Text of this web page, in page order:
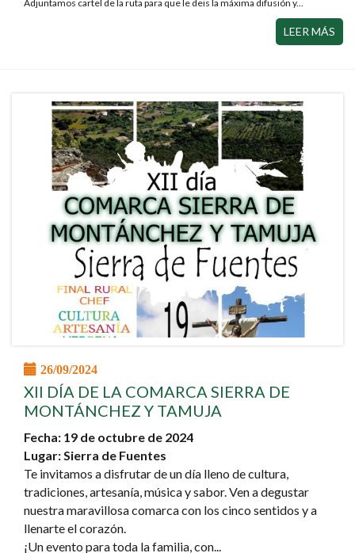
Adjuntamos cartel de la ruta para que le deis la máxima difusión y...
LEER MÁS
26/09/2024
XII DÍA DE LA COMARCA SIERRA DE
MONTÁNCHEZ Y TAMUJA
Fecha: 19 de octubre de 2024
Lugar: Sierra de Fuentes
Te invitamos a disfrutar de un día lleno de cultura,
tradiciones, artesanía, música y sabor. Ven a degustar
nuestra maravillosa comarca con los cinco sentidos y a
llenarte el corazón.
¡Un evento para toda la familia, con...